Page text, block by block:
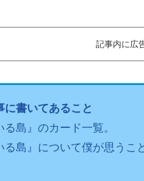
記事内に広
に書いてあること
る島』のカード一覧。
る島』について僕が思うこ